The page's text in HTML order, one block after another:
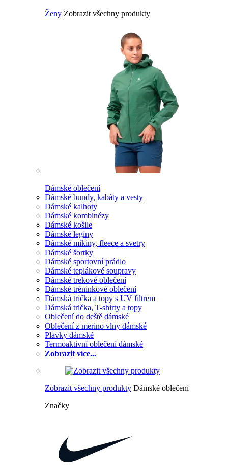
Ženy Zobrazit všechny produkty
Dámské oblečení
Dámské bundy, kabáty a vesty
Dámské kalhoty
Dámské kombinézy
Dámské košile
Dámské legíny
Dámské mikiny, fleece a svetry
Dámské šortky
Dámské sportovní prádlo
Dámské teplákové soupravy
Dámské trekové oblečení
Dámské tréninkové oblečení
Dámská trička a topy s UV filtrem
Dámská trička, T-shirty a topy
Oblečení do deště dámské
Oblečení z merino vlny dámské
Plavky dámské
Termoaktivní oblečení dámské
Zobrazit více...
Zobrazit všechny produkty Dámské oblečení
Značky